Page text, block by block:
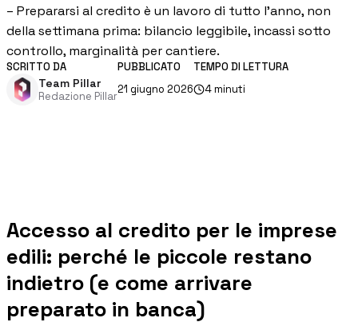
Chi siamo
RISORSE
Storie di imprese edili che usano Pillar
Blog
Norme, cassa e cantiere spiegati facile
– Prepararsi al credito è un lavoro di tutto l'anno, non
della settimana prima: bilancio leggibile, incassi sotto
controllo, marginalità per cantiere.
SCRITTO DA
Team Pillar
Redazione Pillar
PUBBLICATO
21 giugno 2026
TEMPO DI LETTURA
4minuti
Accesso al credito per le imprese
edili: perché le piccole restano
indietro (e come arrivare
preparato in banca)